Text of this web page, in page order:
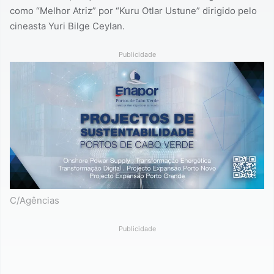
como “Melhor Atriz” por “Kuru Otlar Ustune” dirigido pelo
cineasta Yuri Bilge Ceylan.
Publicidade
C/Agências
Publicidade